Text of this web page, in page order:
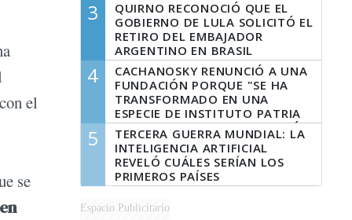
el
se
3
QUIRNO RECONOCIÓ QUE EL
GOBIERNO DE LULA SOLICITÓ EL
RETIRO DEL EMBAJADOR
ARGENTINO EN BRASIL
4
CACHANOSKY RENUNCIÓ A UNA
FUNDACIÓN PORQUE "SE HA
TRANSFORMADO EN UNA
ESPECIE DE INSTITUTO PATRIA
INCONDICIONAL DE LA GESTIÓN
DE MILEI"
5
TERCERA GUERRA MUNDIAL: LA
INTELIGENCIA ARTIFICIAL
REVELÓ CUÁLES SERÍAN LOS
PRIMEROS PAÍSES
LATINOAMERICANOS EN SER
DERROTADOS
Espacio Publicitario